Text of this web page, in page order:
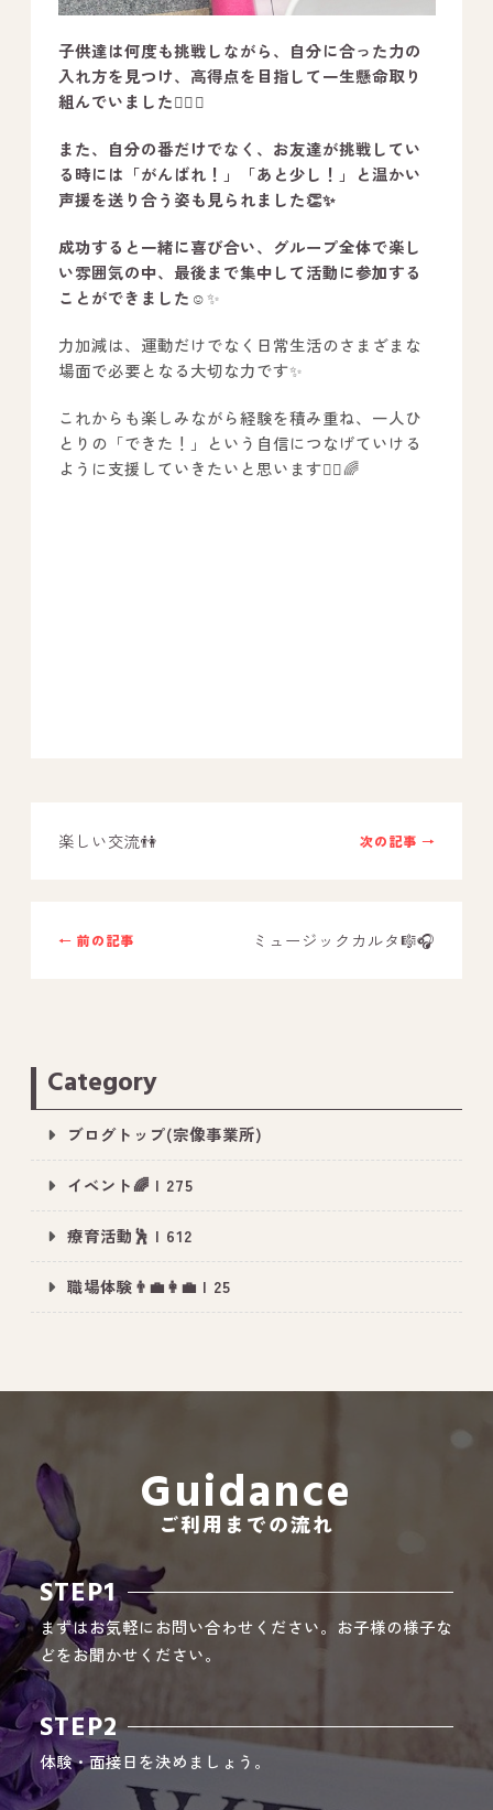
子供達は何度も挑戦しながら、自分に合った力の
入れ方を見つけ、高得点を目指して一生懸命取り
組んでいました🙆‍♂️✨
また、自分の番だけでなく、お友達が挑戦してい
る時には「がんばれ！」「あと少し！」と温かい
声援を送り合う姿も見られました👏✨
成功すると一緒に喜び合い、グループ全体で楽し
い雰囲気の中、最後まで集中して活動に参加する
ことができました ☺️✨
力加減は、運動だけでなく日常生活のさまざまな
場面で必要となる大切な力です✨
これからも楽しみながら経験を積み重ね、一人ひ
とりの「できた！」という自信につなげていける
ように支援していきたいと思います🙋‍♂️🌈
次の記事 →
楽しい交流👫
← 前の記事 ミュージックカルタ🎼🎧
Category
ブログトップ(宗像事業所)
イベント🌈 | 275
療育活動🕺 | 612
職場体験👨‍💼👩‍💼 | 25
Guidance
ご利用までの流れ
STEP1
まずはお気軽にお問い合わせください。お子様の様子な
どをお聞かせください。
STEP2
体験・面接日を決めましょう。